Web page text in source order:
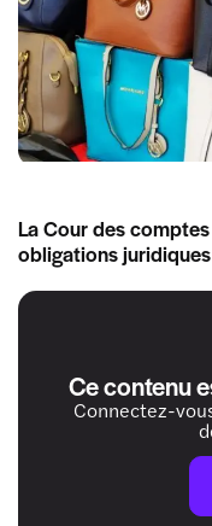
La Cour des
obligations
Ce contenu
Connectez-